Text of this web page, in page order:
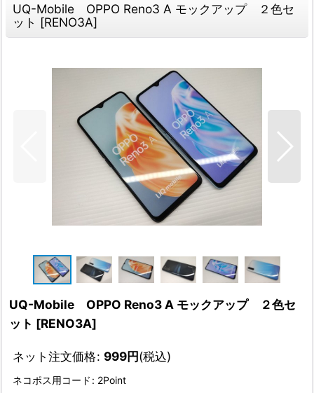
UQ-Mobile OPPO Reno3 A モックアップ ２色セ
ット [RENO3A]
UQ-Mobile OPPO Reno3 A モックアップ ２色セ
ット [RENO3A]
ネット注文価格: 999円(税込)
ネコポス用コード : 2Point